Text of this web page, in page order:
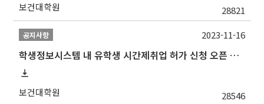
보건대학원 28821
공지사항
학생정보시스템 내 유학생 시간제취업 허가 신청 오픈 안내
보건대학원 28546
2023-11-16